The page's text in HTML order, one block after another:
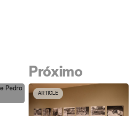
Próximo
ARTICLE